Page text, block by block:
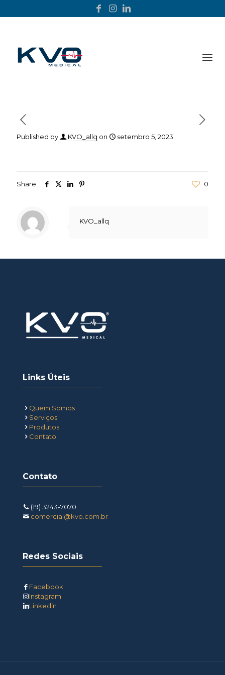
Published by KVO_allq on setembro 5, 2023
Share 0
KVO_allq
Links Úteis
Quem Somos
Serviços
Produtos
Contato
Contato
(19) 3243-7070
comercial@kvo.com.br
Redes Sociais
Facebook
Instagram
Linkedin